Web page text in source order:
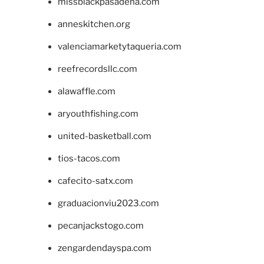
anneskitchen.org
valenciamarketytaqueria.com
reefrecordsllc.com
alawaffle.com
aryouthfishing.com
united-basketball.com
tios-tacos.com
cafecito-satx.com
graduacionviu2023.com
pecanjackstogo.com
zengardendayspa.com